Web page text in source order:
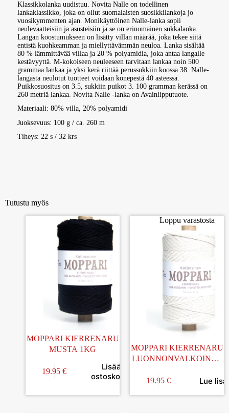
Klassikkolanka uudistuu. Novita Nalle on todellinen
lankaklassikko, joka on ollut suomalaisten suosikkilankoja jo
vuosikymmenten ajan. Monikäyttöinen Nalle-lanka sopii
neulevaatteisiin ja asusteisiin ja se on erinomainen sukkalanka.
Langan koostumukseen on lisätty villan määrää, joka tekee siitä
entistä kuohkeamman ja miellyttävämmän neuloa. Lanka sisältää
80 % lämmittävää villaa ja 20 % polyamidia, joka antaa langalle
kestävyyttä. M-kokoiseen neuleeseen tarvitaan lankaa noin 500
grammaa lankaa ja yksi kerä riittää perussukkiin koossa 38. Nalle-
langasta neulotut tuotteet voidaan konepestä 40 asteessa.
Puikkosuositus on 3.5, sukkiin puikot 3. 100 gramman kerässä on
260 metriä lankaa. Novita Nalle -lanka on Avainlipputuote.
Materiaali: 80% villa, 20% polyamidi
Juoksevuus: 100 g / ca. 260 m
Tiheys: 22 s / 32 krs
Tutustu myös
MOPPARI KIERRENARU
MUSTA 1KG
19.95 €
Lisää
ostoskoriin
Loppu varastosta
MOPPARI KIERRENARU
LUONNONVALKOINEN
19.95 € Lue